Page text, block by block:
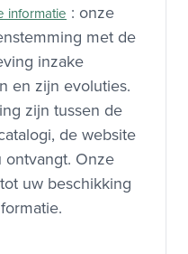
informatie : onze
met de
inzake
en zijn evoluties.
zijn tussen de
de website
Onze
uw beschikking